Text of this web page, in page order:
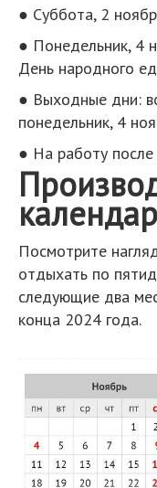
● Суббота, 2
● Понедельник, 4
День народного
● Выходные дни:
понедельник, 4
● На работу
Посмотрите
отдыхать по
следующие два
конца 2024 года.